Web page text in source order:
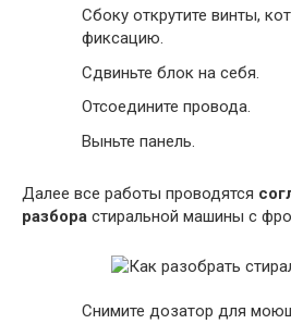
Сбоку открутите винты,
фиксацию.
Сдвиньте блок на себя.
Отсоедините провода.
Выньте панель.
Далее все работы проводятся
разбора стиральной машины с
Снимите дозатор для